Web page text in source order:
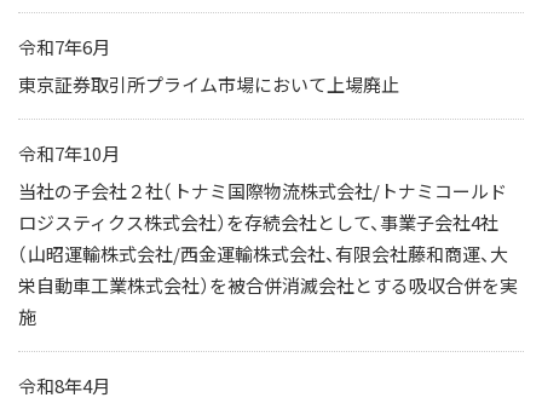
令和7年6月
東京証券取引所プライム市場において上場廃止
令和7年10月
当社の子会社２社（トナミ国際物流株式会社/トナミコールド
ロジスティクス株式会社）を存続会社として、事業子会社4社
（山昭運輸株式会社/西金運輸株式会社、有限会社藤和商運、大
栄自動車工業株式会社）を被合併消滅会社とする吸収合併を実
施
令和8年4月